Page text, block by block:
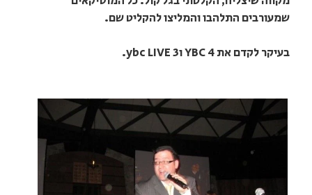
שמעורבים התלהבו והמליצו להקליט שם.
בעיקר לקדם את YBC 4 וybc LIVE 3.